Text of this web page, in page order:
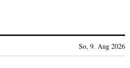
So, 9. Aug 2026